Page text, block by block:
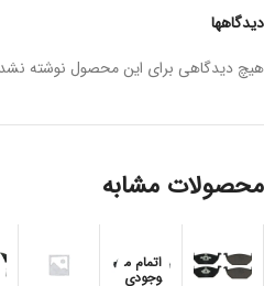
دیدگاهها
هیچ دیدگاهی برای این محصول نوشته
محصولات مشابه
اتمام م
وجودی